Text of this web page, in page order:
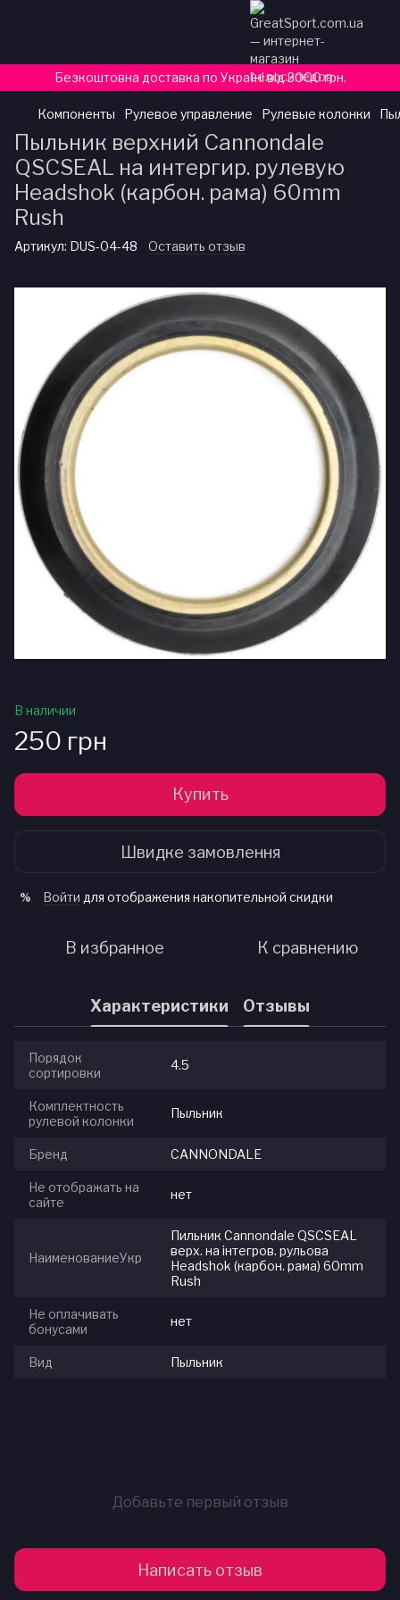
Безкоштовна доставка по Україні від 3000 грн.
Компоненты Рулевое управление Рулевые колонки
Пыльник верхний Cannondale
QSCSEAL на интергир. рулевую
Headshok (карбон. рама) 60mm
Rush
Артикул: DUS-04-48 Оставить отзыв
В наличии
250 грн
Купить
Швидке замовлення
% Войти для отображения накопительной скидки
В избранное К сравнению
Характеристики Отзывы
Порядок
сортировки
4.5
Комплектность
рулевой колонки
Пыльник
Бренд CANNONDALE
Не отображать на
сайте
нет
НаименованиеУкр
Пильник Cannondale QSCSEAL
верх. на інтегров. рульова
Headshok (карбон. рама) 60mm
Rush
Не оплачивать
бонусами
нет
Вид Пыльник
Добавьте первый отзыв
Написать отзыв